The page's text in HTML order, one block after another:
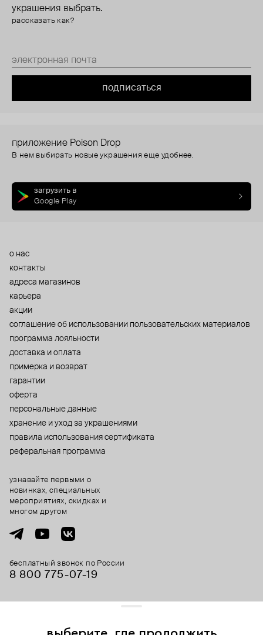
украшения выбрать.
рассказать как?
подписаться
приложение Poison Drop
В нем выбирать новые украшения еще удобнее.
загрузить в
Google Play
о нас
контакты
адреса магазинов
карьера
акции
cоглашение об использовании пользовательских материалов
программа лояльности
доставка и оплата
примерка и возврат
гарантии
оферта
персональные данные
хранение и уход за украшениями
правила использования сертификата
реферальная программа
бесплатный звонок по России
8 800 775⁠-07⁠-19
узнавайте первыми о
новинках, специальных
мероприятиях, скидках и
многом другом